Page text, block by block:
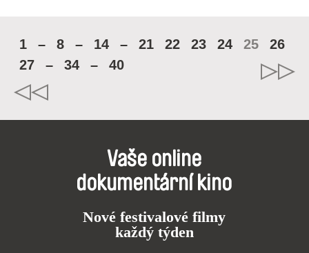
1 – 8 – 14 – 21 22 23 24 25
26
27
– 34 – 40
Vaše online
dokumentární kino
Nové festivalové filmy
každý týden